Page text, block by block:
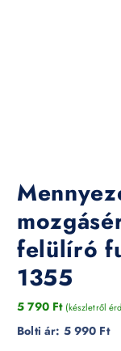
felülíró
1355
5 790 Ft (készletről
Bolti ár: 5 990 Ft